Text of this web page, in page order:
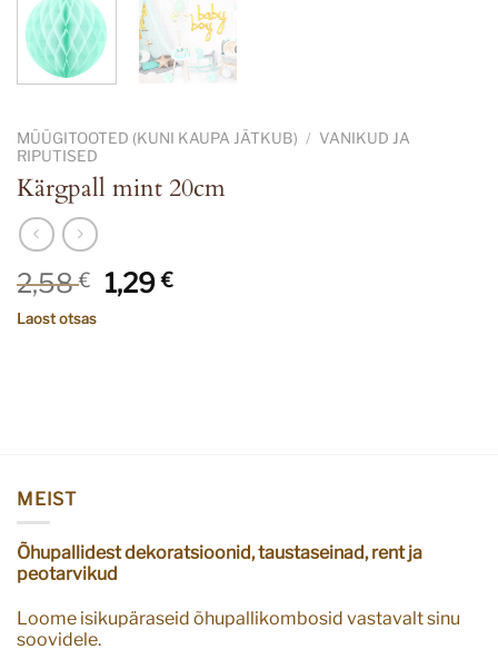
MÜÜGITOOTED (KUNI KAUPA JÄTKUB) / VANIKUD JA
RIPUTISED
Kärgpall mint 20cm
2,58€
Algne
1,29€Current
Laost otsas
MEIST
Õhupallidest dekoratsioonid, taustaseinad, rent ja
peotarvikud
Loome isikupäraseid õhupallikombosid vastavalt sinu
soovidele.